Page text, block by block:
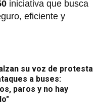
iniciativa que busca
eficiente y
su voz de protesta
a buses:
paros y no hay